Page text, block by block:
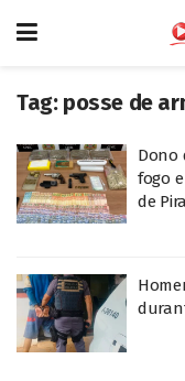
Tag: posse de
Dono
fogo
de